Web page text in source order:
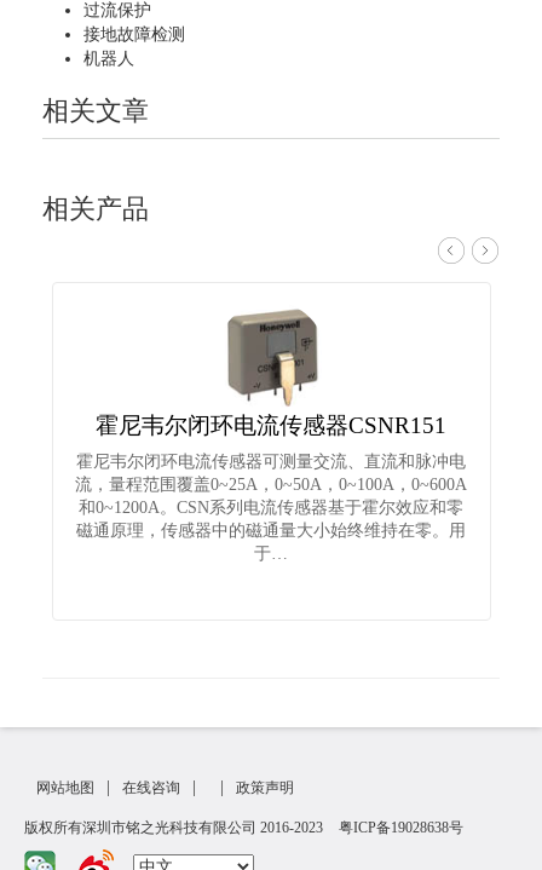
过流保护
接地故障检测
机器人
相关文章
相关产品
霍尼韦尔闭环电流传感器CSNR151
霍尼韦尔闭环电流传感器可测量交流、直流和脉冲电
流，量程范围覆盖0~25A，0~50A，0~100A，0~600A
和0~1200A。CSN系列电流传感器基于霍尔效应和零
磁通原理，传感器中的磁通量大小始终维持在零。用
于…
网站地图 在线咨询 政策声明
版权所有深圳市铭之光科技有限公司 2016-2023 粤ICP备19028638号